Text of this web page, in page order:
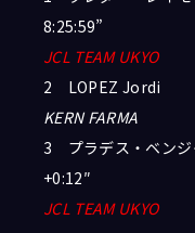
8:25:59”
JCL TEAM UKYO
2 LOPEZ
KERN FARMA
3 プラデス・ベン
+0:12″
JCL TEAM UKYO